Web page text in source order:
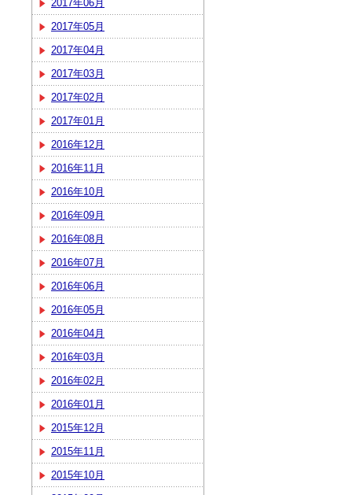
2017年06月
2017年05月
2017年04月
2017年03月
2017年02月
2017年01月
2016年12月
2016年11月
2016年10月
2016年09月
2016年08月
2016年07月
2016年06月
2016年05月
2016年04月
2016年03月
2016年02月
2016年01月
2015年12月
2015年11月
2015年10月